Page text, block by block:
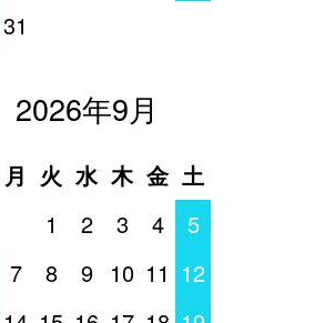
31
2026年9月
月 火 水 木 金 土
1
2 3 4
5
7 8 9 10 11 12